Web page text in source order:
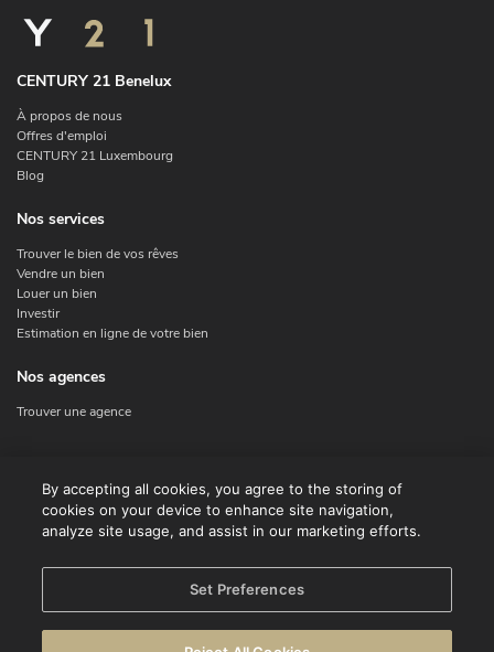
CENTURY 21 Benelux
À propos de nous
Offres d'emploi
CENTURY 21 Luxembourg
Blog
Nos services
Trouver le bien de vos rêves
Vendre un bien
Louer un bien
Investir
Estimation en ligne de votre bien
Nos agences
Trouver une agence
Contact
Facebook
By accepting all cookies, you agree to the storing of
cookies on your device to enhance site navigation,
analyze site usage, and assist in our marketing efforts.
Set Preferences